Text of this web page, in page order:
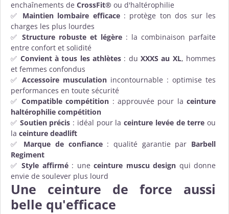
enchaînements de CrossFit® ou d'haltérophilie
✅ Maintien lombaire efficace: protège ton dos sur les
charges les plus lourdes
✅ Structure robuste et légère : la combinaison parfaite
entre confort et solidité
✅ Convient à tous les athlètes : duXXXS au XL, hommes
et femmes confondus
✅ Accessoire musculation incontournable : optimise tes
performances en toute sécurité
✅ Compatible compétition : approuvée pour la ceinture
haltérophilie compétition
✅ Soutien précis : idéal pour la ceinture levée de terre ou
la ceinture deadlift
✅ Marque de confiance: qualité garantie par Barbell
Regiment
✅ Style affirmé: une ceinture muscu design qui donne
envie de soulever plus lourd
Une ceinture de force aussi
belle qu'efficace